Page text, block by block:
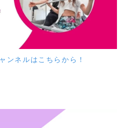
ンネルはこちらから！